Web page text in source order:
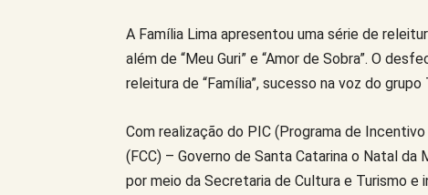
A Família Lima apresentou uma série de
além de “Meu Guri” e “Amor de Sobra”. O
releitura de “Família”, sucesso na voz do grupo
Com realização do PIC (Programa de
(FCC) – Governo de Santa Catarina o Natal
por meio da Secretaria de Cultura e Turismo